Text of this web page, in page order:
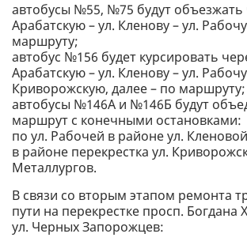
автобусы №55, №75 будут объезжать
Арабатскую – ул. Кленову – ул.
маршруту;
автобус №156 будет курсировать
Арабатскую – ул. Кленову – ул.
Криворожскую, далее – по маршруту;
автобусы №146А и №146Б будут
маршрут с конечными остановками:
по ул. Рабочей в районе ул.
в районе перекрестка ул.
Металлургов.
В связи со вторым этапом ремонта
пути на перекрестке просп. Богдана
ул. Черных Запорожцев: